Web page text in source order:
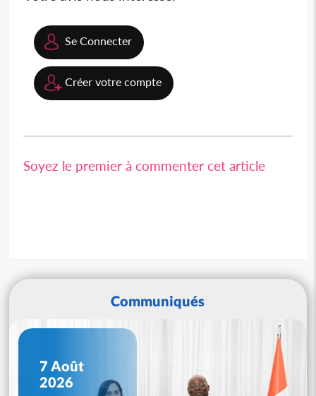
Se Connecter
Créer votre compte
Soyez le premier à commenter cet article
Communiqués
7 Août
2026